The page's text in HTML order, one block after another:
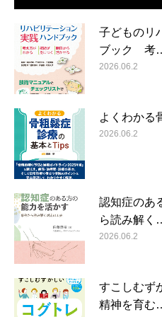
子どものリ
ブック 考
2026.06.2
よくわかる
2026.06.2
認知症のあ
ら読み解く
2026.06.2
すこしむず
精神を育む